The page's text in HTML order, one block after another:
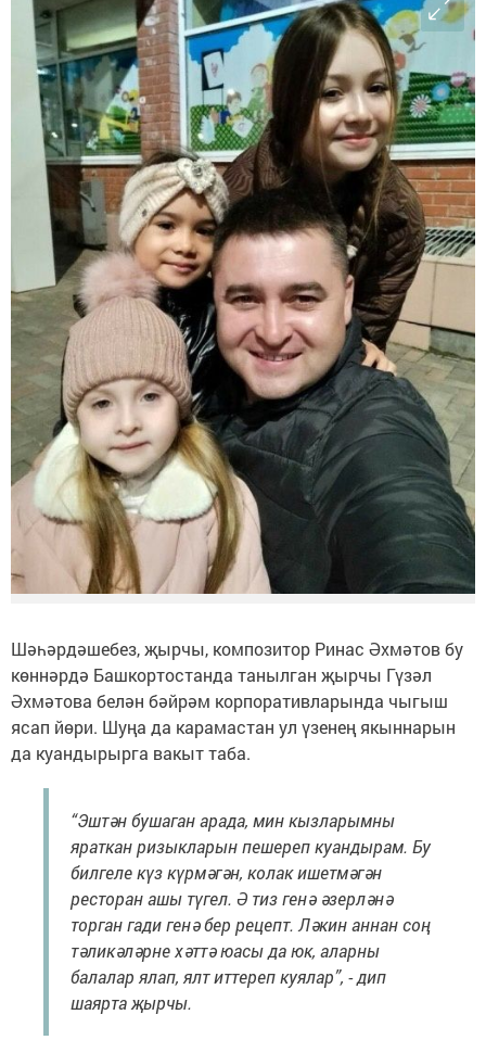
Шәһәрдәшебез, җырчы, композитор Ринас Әхмәтов бу
көннәрдә Башкортостанда танылган җырчы Гүзәл
Әхмәтова белән бәйрәм корпоративларында чыгыш
ясап йөри. Шуңа да карамастан ул үзенең якыннарын
да куандырырга вакыт таба.
“Эштән бушаган арада, мин кызларымны
яраткан ризыкларын пешереп куандырам. Бу
билгеле күз күрмәгән, колак ишетмәгән
ресторан ашы түгел. Ә тиз генә әзерләнә
торган гади генә бер рецепт. Ләкин аннан соң
тәликәләрне хәттә юасы да юк, аларны
балалар ялап, ялт иттереп куялар”, - дип
шаярта җырчы.